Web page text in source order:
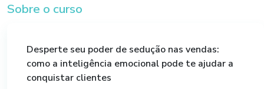
Sobre o curso
Desperte seu poder de sedução nas vendas:
como a inteligência emocional pode te ajudar a
conquistar clientes